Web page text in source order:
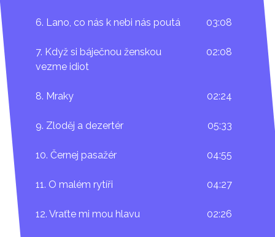
6. Lano, co nás k nebi nás poutá 03:08
7. Když si báječnou ženskou
vezme idiot
02:08
8. Mraky 02:24
9. Zloděj a dezertér 05:33
10. Černej pasažér 04:55
11. O malém rytíři 04:27
12. Vraťte mi mou hlavu 02:26